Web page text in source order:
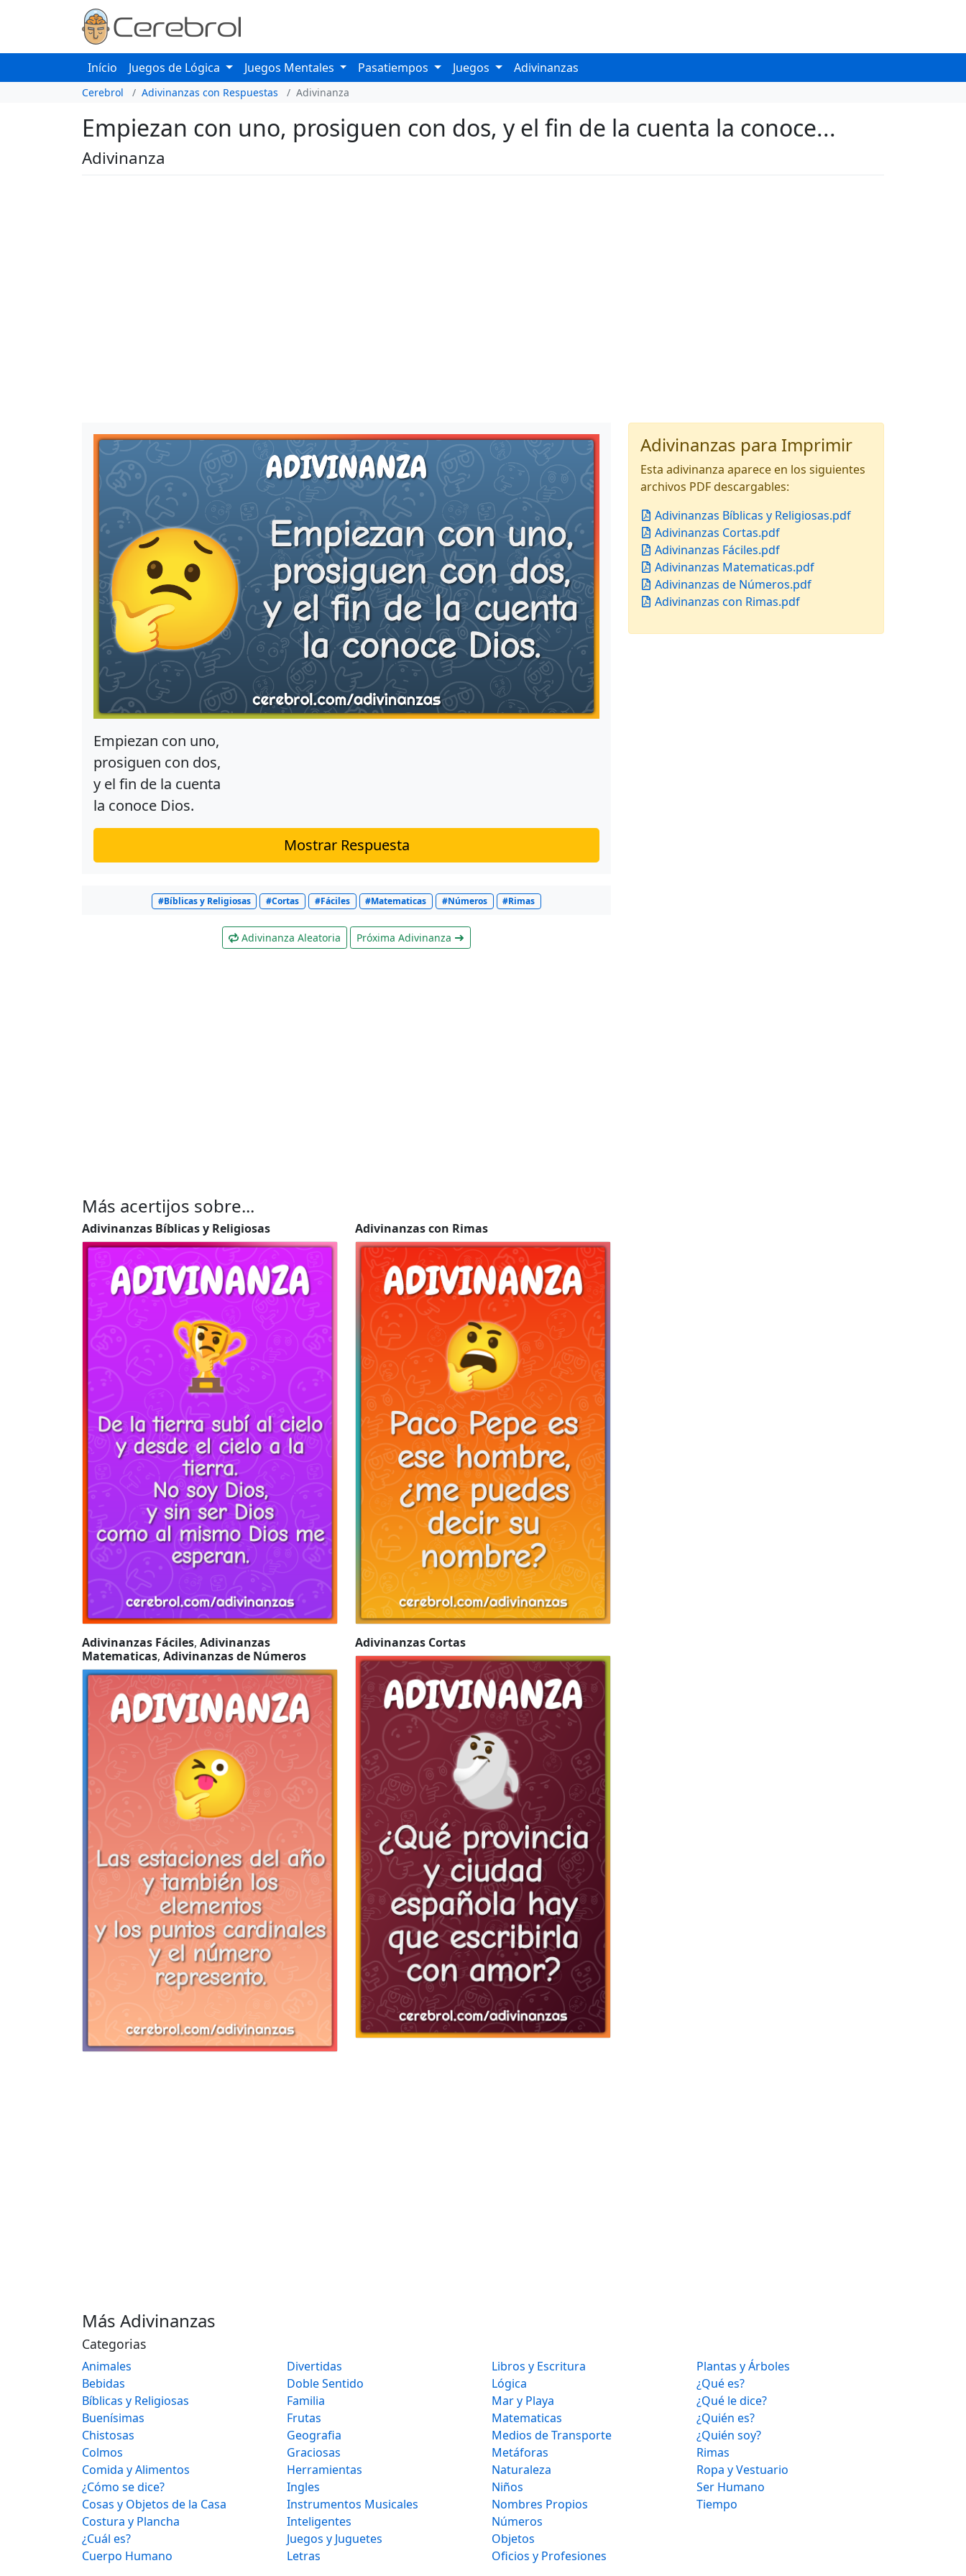
Início Juegos de Lógica Juegos Mentales Pasatiempos Juegos Adivinanzas
Cerebrol Adivinanzas con Respuestas Adivinanza
Empiezan con uno, prosiguen con dos, y el fin de la cuenta la conoce...
Adivinanza
Empiezan con uno,
prosiguen con dos,
y el fin de la cuenta
la conoce Dios.
Mostrar Respuesta
#Bíblicas y Religiosas #Cortas #Fáciles #Matematicas #Números #Rimas
Adivinanza Aleatoria Próxima Adivinanza
Adivinanzas para Imprimir
Esta adivinanza aparece en los siguientes
archivos PDF descargables:
Adivinanzas Bíblicas y Religiosas.pdf
Adivinanzas Cortas.pdf
Adivinanzas Fáciles.pdf
Adivinanzas Matematicas.pdf
Adivinanzas de Números.pdf
Adivinanzas con Rimas.pdf
Más acertijos sobre...
Adivinanzas Bíblicas y Religiosas Adivinanzas con Rimas
Adivinanzas Fáciles, Adivinanzas
Matematicas, Adivinanzas de Números
Adivinanzas Cortas
Más Adivinanzas
Categorias
Animales
Bebidas
Bíblicas y Religiosas
Buenísimas
Chistosas
Colmos
Comida y Alimentos
¿Cómo se dice?
Cosas y Objetos de la Casa
Costura y Plancha
¿Cuál es?
Cuerpo Humano
Divertidas
Doble Sentido
Familia
Frutas
Geografia
Graciosas
Herramientas
Ingles
Instrumentos Musicales
Inteligentes
Juegos y Juguetes
Letras
Libros y Escritura
Lógica
Mar y Playa
Matematicas
Medios de Transporte
Metáforas
Naturaleza
Niños
Nombres Propios
Números
Objetos
Oficios y Profesiones
Plantas y Árboles
¿Qué es?
¿Qué le dice?
¿Quién es?
¿Quién soy?
Rimas
Ropa y Vestuario
Ser Humano
Tiempo